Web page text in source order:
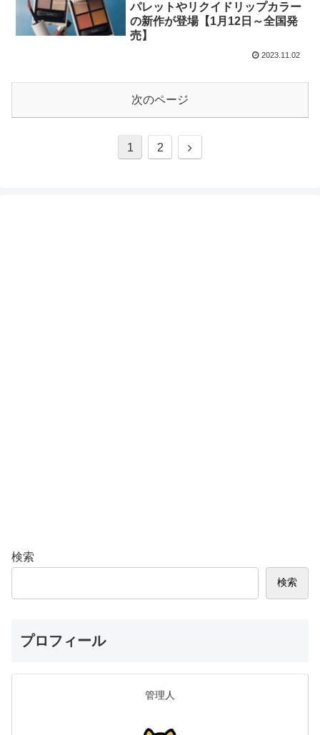
パレットやリクイドリップカラー
の新作が登場【1月12日～全国発
売】
2023.11.02
次のページ
1 2
検索
検索
プロフィール
管理人